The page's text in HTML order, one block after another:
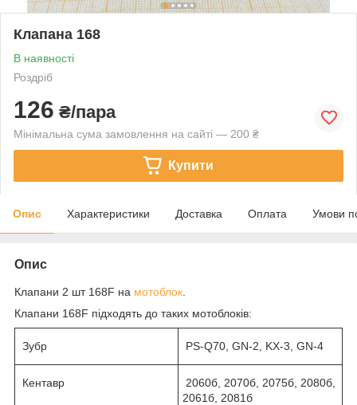
Клапана 168
В наявності
Роздріб
126 ₴/пара
Мінімальна сума замовлення на сайті — 200 ₴
Купити
Опис Характеристики Доставка Оплата Умови
Опис
Клапани 2 шт 168F на мотоблок
Клапани 168F підходять до таких мотоблоків:
Зубр PS-Q70, GN-2, KX-3, GN-4
Кентавр
2060б, 2070б, 2075б, 2080б,
2061б, 2081б